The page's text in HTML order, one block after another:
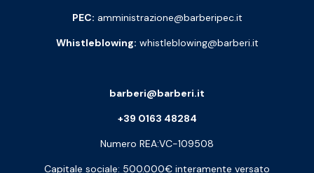
PEC: amministrazione@barberipec.it
Whistleblowing: whistleblowing@barberi.it
barberi@barberi.it
+39 0163 48284
Numero REA:VC-109508
Capitale sociale: 500.000€ interamente versato